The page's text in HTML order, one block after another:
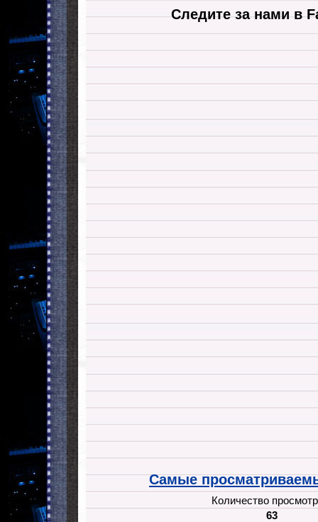
Следите за нами в
Самые
Количество
63